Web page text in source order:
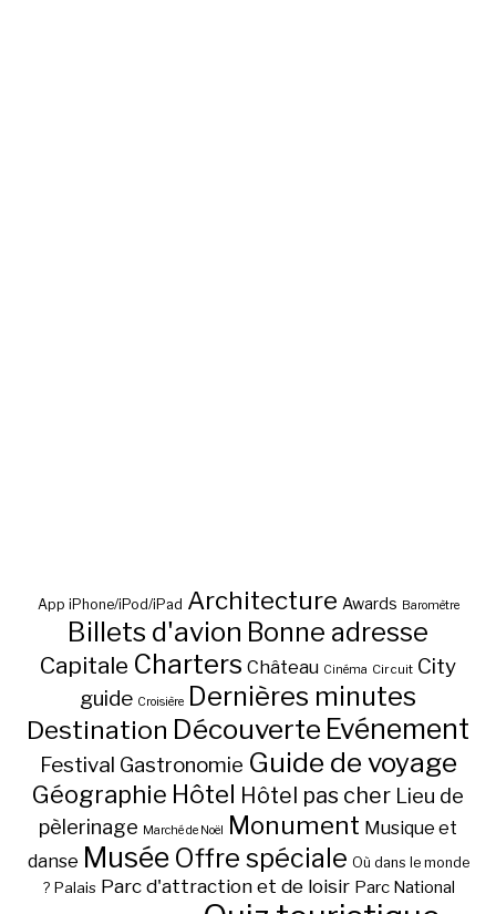
App iPhone/iPod/iPad Architecture Awards Baromètre
Billets d'avion Bonne adresse
Capitale Charters Château Cinéma Circuit City
guide Croisière Dernières minutes
Destination Découverte Evénement
Festival Gastronomie Guide de voyage
Géographie Hôtel Hôtel pas cher Lieu de
pèlerinage Marché de Noël Monument Musique et
danse Musée Offre spéciale Où dans le monde
? Palais Parc d'attraction et de loisir Parc National